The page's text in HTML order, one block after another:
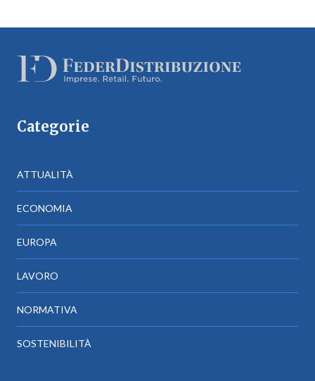
Categorie
ATTUALITÀ
ECONOMIA
EUROPA
LAVORO
NORMATIVA
SOSTENIBILITÀ